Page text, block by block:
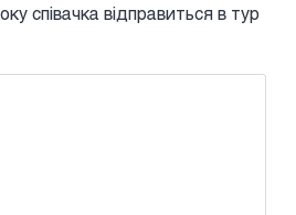
співачка відправиться в тур